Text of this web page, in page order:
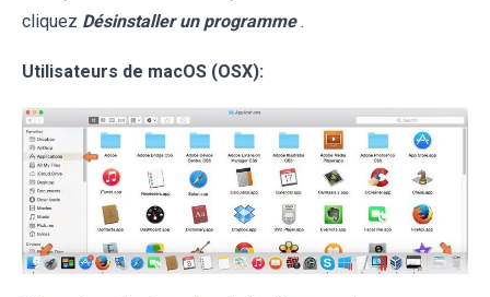
cliquez Désinstaller un programme .
Utilisateurs de macOS (OSX):